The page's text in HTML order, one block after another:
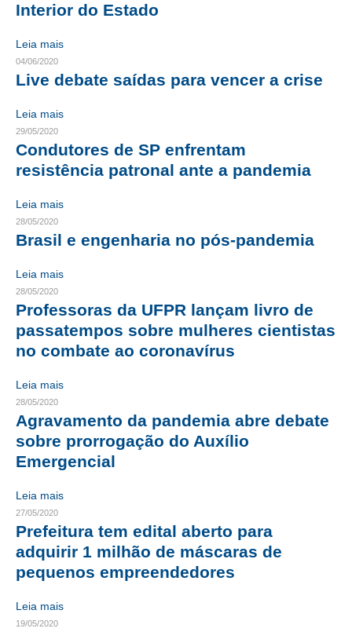
REVISÃO DE APOSENTADORIA
FGTS EXPURGOS
FGTS CORREÇÃO
LEI 5.194/1966 – REGULAMENTAÇÃO DA PROFISSÃO
LEI 6.496/1977 – ART
RES 1.002/2002 – CÓDIGO DE ÉTICA
HOMOLOGAÇÕES
FIQUE POR DENTRO
OPORTUNIDADES
APRESENTAÇÃO
EMPREGO E ESTÁGIO
CARREIRA
AUTÔNOMOS E SERVIÇOS
Interior do Estado
Leia mais
04/06/2020
Live debate saídas para vencer a crise
Leia mais
29/05/2020
Condutores de SP enfrentam
resistência patronal ante a pandemia
Leia mais
28/05/2020
Brasil e engenharia no pós-pandemia
Leia mais
28/05/2020
Professoras da UFPR lançam livro de
passatempos sobre mulheres cientistas
no combate ao coronavírus
Leia mais
28/05/2020
Agravamento da pandemia abre debate
sobre prorrogação do Auxílio
Emergencial
Leia mais
27/05/2020
Prefeitura tem edital aberto para
adquirir 1 milhão de máscaras de
pequenos empreendedores
Leia mais
19/05/2020